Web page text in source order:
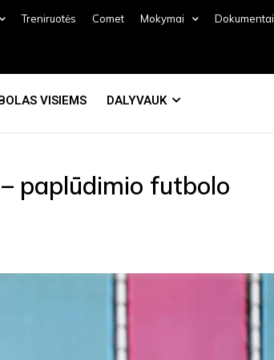
Treniruotės Comet Mokymai Dokumentai
VISIEMS DALYVAUK
paplūdimio futbolo